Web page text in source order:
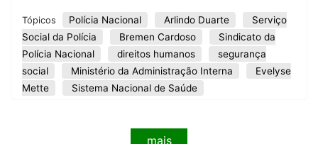
Tópicos Polícia Nacional Arlindo Duarte
Serviço
Social da Polícia
Bremen Cardoso
Sindicato da
Polícia Nacional
direitos humanos
segurança
social
Ministério da Administração Interna
Evelyse
Mette
Sistema Nacional de Saúde
mais